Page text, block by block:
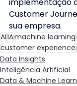
Customer
sua empresa.
AIIAmachine learning
customer experience
Data Insights
Inteligência Artificial
Data & Machine